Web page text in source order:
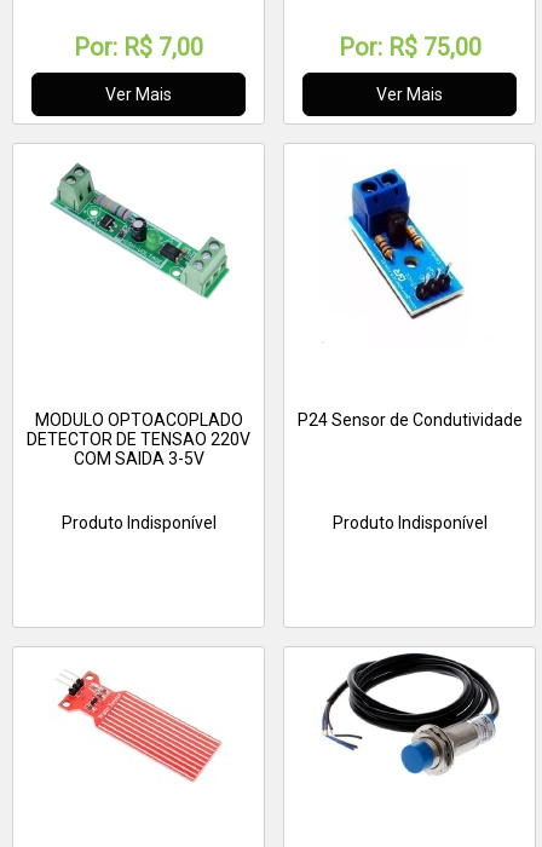
Por: R$ 7,00
Ver Mais
Por: R$ 75,00
Ver Mais
MODULO OPTOACOPLADO
DETECTOR DE TENSAO 220V
COM SAIDA 3-5V
Produto Indisponível
P24 Sensor de Condutividade
Produto Indisponível